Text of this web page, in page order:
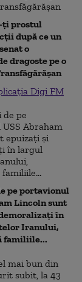
ţi prostul
după ce un
o
dragoste pe o
Digi FM
pe portavionul
Lincoln sunt
în
Iranului,
familiile...